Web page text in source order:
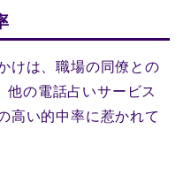
けは、職場の同僚との
他の電話占いサービス
高い的中率に惹かれて